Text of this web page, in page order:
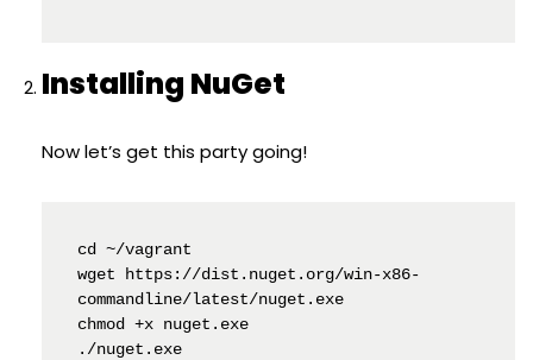
Installing NuGet
Now let’s get this party going!
cd ~/vagrant
wget https://dist.nuget.org/win-x86-
commandline/latest/nuget.exe
chmod +x nuget.exe
./nuget.exe